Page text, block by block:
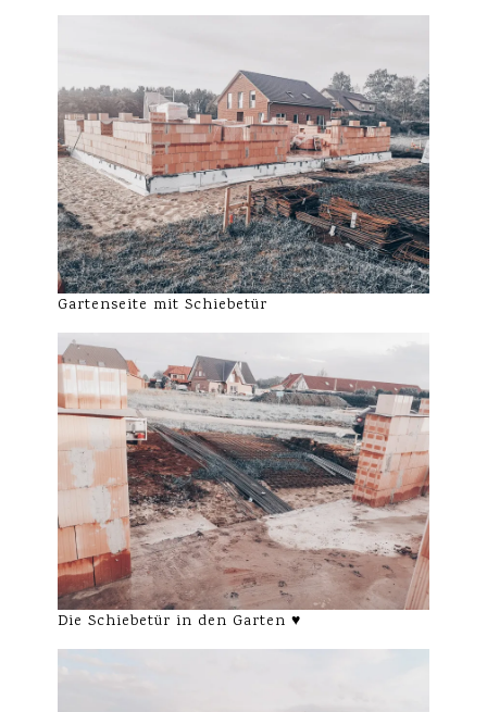
Gartenseite mit Schiebetür
Die Schiebetür in den Garten ♥